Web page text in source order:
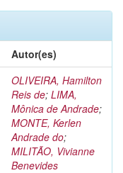
Autor(es)
OLIVEIRA, Hamilton
Reis de; LIMA,
Mônica de Andrade;
MONTE, Kerlen
Andrade do;
MILITÃO, Vivianne
Benevides